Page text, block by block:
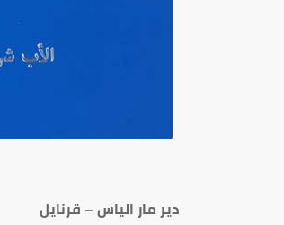
دير مار الياس – قرنايل